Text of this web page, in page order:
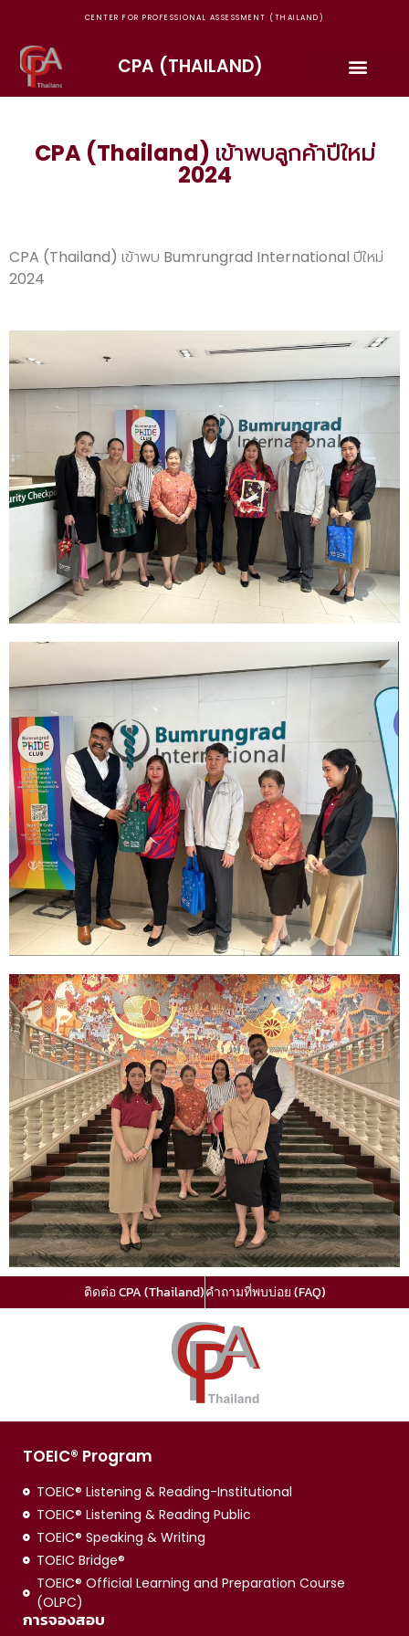
CENTER FOR PROFESSIONAL ASSESSMENT (THAILAND)
CPA (THAILAND)
CPA (Thailand) เข้าพบลูกค้าปีใหม่
2024
CPA (Thailand) เข้าพบ Bumrungrad International ปีใหม่
2024
ติดต่อ CPA (Thailand)คำถามที่พบบ่อย (FAQ)
TOEIC® Program
TOEIC® Listening & Reading-Institutional
TOEIC® Listening & Reading Public
TOEIC® Speaking & Writing
TOEIC Bridge®
TOEIC® Official Learning and Preparation Course
(OLPC)
การจองสอบ